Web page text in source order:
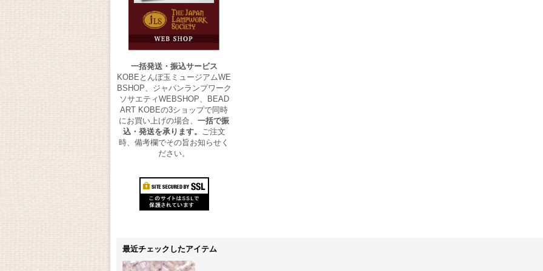
一括発送・振込サービス
KOBEとんぼ玉ミュージアムWE
BSHOP、ジャパンランプワーク
ソサエティWEBSHOP、BEAD
ART KOBEの3ショップで同時
にお買い上げの場合、 一括で振
込・発送を承ります。 ご注文
時、備考欄でその旨お知らせく
ださい。
最近チェックしたアイテム